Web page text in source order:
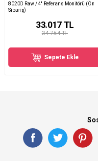
8020D Raw / 4′′ Referans Monitörü (Ön
Sipariş)
34.754 TL
33.017TL
Sepete Ekle